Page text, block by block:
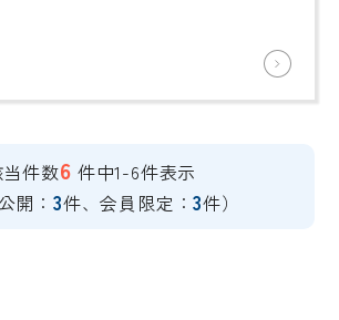
当件数6 件中1-6件表示
開： 3件、会員限定：3件）